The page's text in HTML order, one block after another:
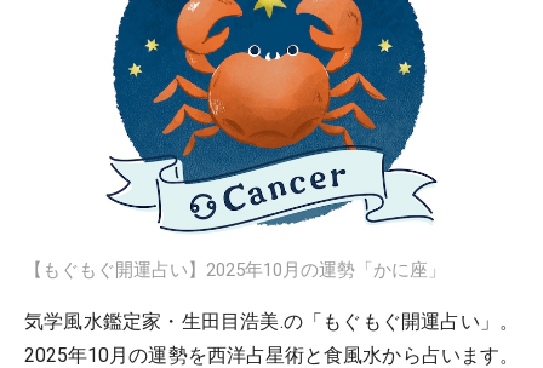
【もぐもぐ開運占い】2025年10月の運勢「かに座」
気学風水鑑定家・生田目浩美.の「もぐもぐ開運占い」。
2025年10月の運勢を西洋占星術と食風水から占います。